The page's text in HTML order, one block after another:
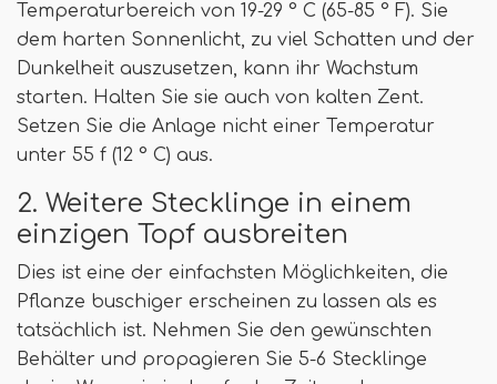
Temperaturbereich von 19-29 ° C (65-85 ° F). Sie
dem harten Sonnenlicht, zu viel Schatten und der
Dunkelheit auszusetzen, kann ihr Wachstum
starten. Halten Sie sie auch von kalten Zent.
Setzen Sie die Anlage nicht einer Temperatur
unter 55 f (12 ° C) aus.
2. Weitere Stecklinge in einem
einzigen Topf ausbreiten
Dies ist eine der einfachsten Möglichkeiten, die
Pflanze buschiger erscheinen zu lassen als es
tatsächlich ist. Nehmen Sie den gewünschten
Behälter und propagieren Sie 5-6 Stecklinge